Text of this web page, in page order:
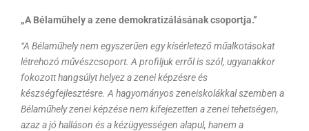
„A Bélaműhely a zene demokratizálásának csoportja.”
“A Bélaműhely nem egyszerűen egy kísérletező műalkotásokat
létrehozó művészcsoport. A profiljuk erről is szól, ugyanakkor
fokozott hangsúlyt helyez a zenei képzésre és
készségfejlesztésre. A hagyományos zeneiskolákkal szemben a
Bélaműhely zenei képzése nem kifejezetten a zenei tehetségen,
azaz a jó halláson és a kézügyességen alapul, hanem a